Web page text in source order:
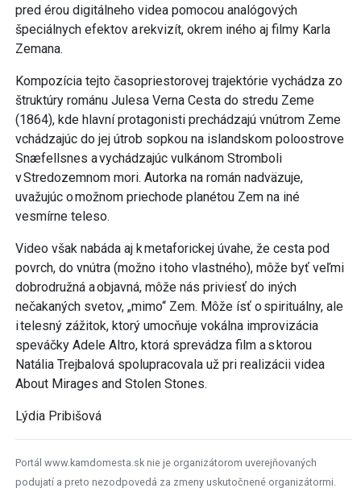
pred érou digitálneho videa pomocou analógových
špeciálnych efektov a rekvizít, okrem iného aj filmy Karla
Zemana.
Kompozícia tejto časopriestorovej trajektórie vychádza zo
štruktúry románu Julesa Verna Cesta do stredu Zeme
(1864), kde hlavní protagonisti prechádzajú vnútrom Zeme
vchádzajúc do jej útrob sopkou na islandskom poloostrove
Snæfellsnes a vychádzajúc vulkánom Stromboli
v Stredozemnom mori. Autorka na román nadväzuje,
uvažujúc o možnom priechode planétou Zem na iné
vesmírne teleso.
Video však nabáda aj k metaforickej úvahe, že cesta pod
povrch, do vnútra (možno i toho vlastného), môže byť veľmi
dobrodružná a objavná, môže nás priviesť do iných
nečakaných svetov, „mimo“ Zem. Môže ísť o spirituálny, ale
i telesný zážitok, ktorý umocňuje vokálna improvizácia
speváčky Adele Altro, ktorá sprevádza film a s ktorou
Natália Trejbalová spolupracovala už pri realizácii videa
About Mirages and Stolen Stones.
Lýdia Pribišová
Portál www.kamdomesta.sk nie je organizátorom uverejňovaných
podujatí a preto nezodpovedá za zmeny uskutočnené organizátormi.